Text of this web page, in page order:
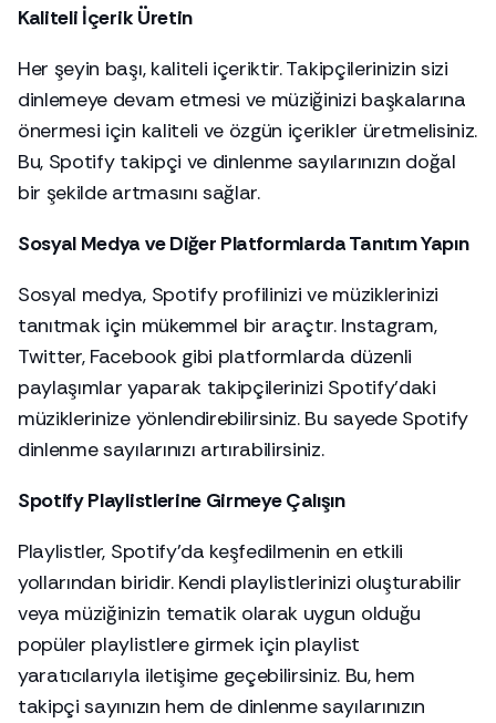
Kaliteli İçerik Üretin
Her şeyin başı, kaliteli içeriktir. Takipçilerinizin sizi
dinlemeye devam etmesi ve müziğinizi başkalarına
önermesi için kaliteli ve özgün içerikler üretmelisiniz.
Bu, Spotify takipçi ve dinlenme sayılarınızın doğal
bir şekilde artmasını sağlar.
Sosyal Medya ve Diğer Platformlarda Tanıtım Yapın
Sosyal medya, Spotify profilinizi ve müziklerinizi
tanıtmak için mükemmel bir araçtır. Instagram,
Twitter, Facebook gibi platformlarda düzenli
paylaşımlar yaparak takipçilerinizi Spotify'daki
müziklerinize yönlendirebilirsiniz. Bu sayede Spotify
dinlenme sayılarınızı artırabilirsiniz.
Spotify Playlistlerine Girmeye Çalışın
Playlistler, Spotify'da keşfedilmenin en etkili
yollarından biridir. Kendi playlistlerinizi oluşturabilir
veya müziğinizin tematik olarak uygun olduğu
popüler playlistlere girmek için playlist
yaratıcılarıyla iletişime geçebilirsiniz. Bu, hem
takipçi sayınızın hem de dinlenme sayılarınızın